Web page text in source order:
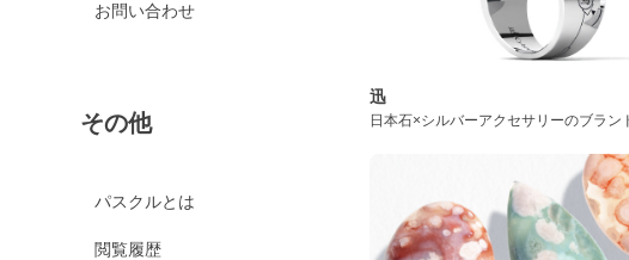
お問い合わせ
その他
パスクルとは
閲覧履歴
迅
日本石×シルバーアクセサリーのブラン